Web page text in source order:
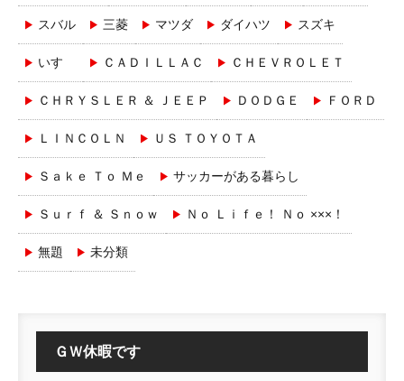
スバル 三菱 マツダ ダイハツ スズキ
いすゞ ＣＡＤＩＬＬＡＣ ＣＨＥＶＲＯＬＥＴ
ＣＨＲＹＳＬＥＲ ＆ ＪＥＥＰ ＤＯＤＧＥ ＦＯＲＤ
ＬＩＮＣＯＬＮ ＵＳ ＴＯＹＯＴＡ
Ｓａｋｅ Ｔｏ Ｍｅ サッカーがある暮らし
Ｓｕｒｆ ＆ Ｓｎｏｗ Ｎｏ Ｌｉｆｅ！ Ｎｏ ×××！
無題 未分類
ＧＷ休暇です